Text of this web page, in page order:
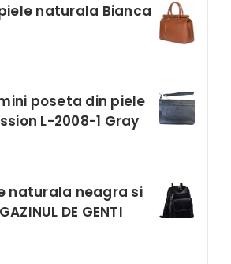
naturala Bianca
poseta din piele
L-2008-1 Gray
naturala neagra si
DE GENTI